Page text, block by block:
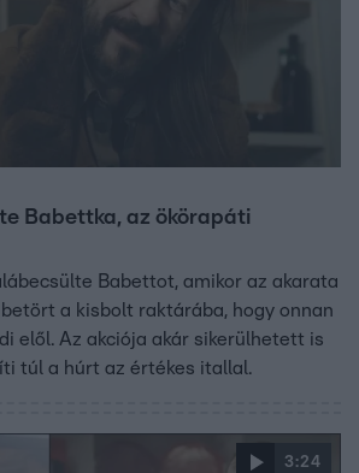
Babettka, az ökörapáti
Babettot, amikor az akarata
a kisbolt raktárába, hogy onnan
elől. Az akciója akár sikerülhetett is
túl a húrt az értékes itallal.
3:24